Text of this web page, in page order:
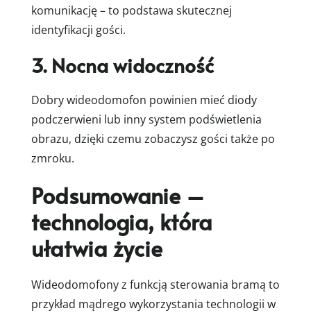
komunikację – to podstawa skutecznej
identyfikacji gości.
3. Nocna widoczność
Dobry wideodomofon powinien mieć diody
podczerwieni lub inny system podświetlenia
obrazu, dzięki czemu zobaczysz gości także po
zmroku.
Podsumowanie –
technologia, która
ułatwia życie
Wideodomofony z funkcją sterowania bramą to
przykład mądrego wykorzystania technologii w